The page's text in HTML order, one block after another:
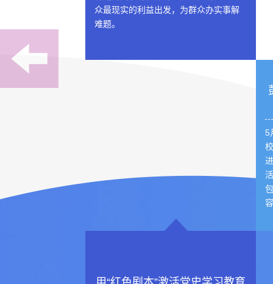
众最现实的利益出发，为群众办实事解
难题。
5